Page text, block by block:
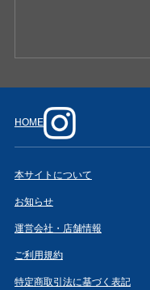
HOME
本サイトについて
お知らせ
運営会社・店舗情報
ご利用規約
特定商取引法に基づく表記